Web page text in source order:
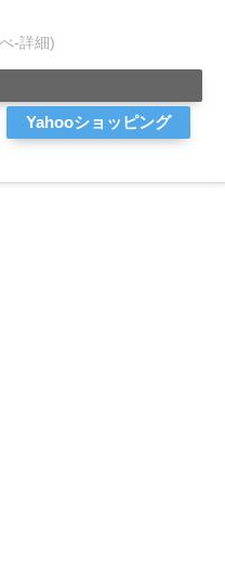
-詳細)
Yahooショッピング